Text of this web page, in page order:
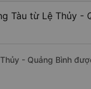
Tàu từ Lệ Thủy -
- Quảng Bình